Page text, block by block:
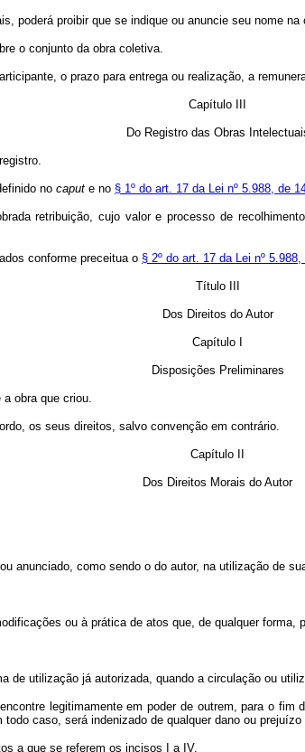
poderá proibir que se indique ou anuncie seu nome
o conjunto da obra coletiva.
o prazo para entrega ou realização, a
Capítulo III
Do Registro das Obras
no caput e no § 1º do art. 17 da Lei nº 5.988, de
retribuição, cujo valor e processo de
conforme preceitua o § 2º do art. 17 da Lei nº
Título III
Dos Direitos do Autor
Capítulo I
Disposições Preliminares
obra que criou.
os seus direitos, salvo convenção em contrário.
Capítulo II
Dos Direitos Morais do Autor
anunciado, como sendo o do autor, na utilização de
ou à prática de atos que, de qualquer
de utilização já autorizada, quando a circulação ou
legitimamente em poder de outrem, para o
caso, será indenizado de qualquer dano ou
a que se referem os incisos I a IV.